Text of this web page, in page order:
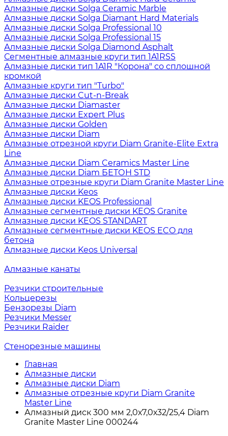
Алмазные диски Solga Ceramic Marble
Алмазные диски Solga Diamant Hard Materials
Алмазные диски Solga Professional 10
Алмазные диски Solga Professional 15
Алмазные диски Solga Diamond Asphalt
Сегментные алмазные круги тип 1A1RSS
Алмазные диски тип 1A1R "Корона" со сплошной
кромкой
Алмазные круги тип "Turbo"
Алмазные диски Cut-n-Break
Алмазные диски Diamaster
Алмазные диски Expert Plus
Алмазные диски Golden
Алмазные диски Diam
Алмазные отрезной круги Diam Granite-Elite Extra
Line
Алмазные диски Diam Ceramics Master Line
Алмазные диски Diam БЕТОН STD
Алмазные отрезные круги Diam Granite Master Line
Алмазные диски Keos
Алмазные диски KEOS Professional
Алмазные сегментные диски KEOS Granite
Алмазные диски KEOS STANDART
Алмазные сегментные диски KEOS ECO для
бетона
Алмазные диски Keos Universal
Алмазные канаты
Резчики строительные
Кольцерезы
Бензорезы Diam
Резчики Messer
Резчики Raider
Стенорезные машины
Главная
Алмазные диски
Алмазные диски Diam
Алмазные отрезные круги Diam Granite
Master Line
Алмазный диск 300 мм 2,0х7,0х32/25,4 Diam
Granite Master Line 000244